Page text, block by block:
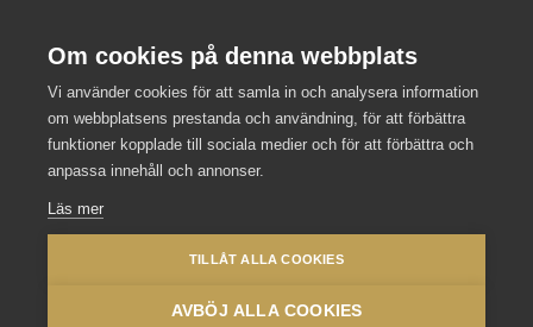
Se våra andra slott och hotell
Om cookies på denna webbplats
Vi använder cookies för att samla in och analysera information
om webbplatsens prestanda och användning, för att förbättra
funktioner kopplade till sociala medier och för att förbättra och
anpassa innehåll och annonser.
Läs mer
TILLÅT ALLA COOKIES
AVBÖJ ALLA COOKIES